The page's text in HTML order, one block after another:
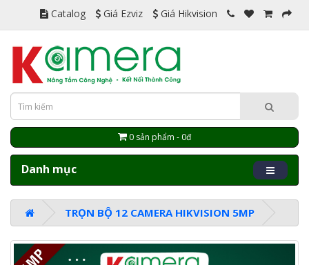
Catalog Giá Ezviz Giá Hikvision
0 sản phẩm - 0đ
Danh mục
TRỌN BỘ 12 CAMERA HIKVISION 5MP